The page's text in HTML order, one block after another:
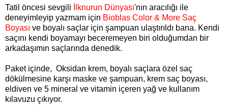
Tatil öncesi sevgili İlknurun Dünyası'nın aracılığı ile
deneyimleyip yazmam için Bioblas Color & More Saç
Boyası ve boyalı saçlar için şampuan ulaştırıldı bana. Kendi
saçını kendi boyamayı beceremeyen biri olduğumdan bir
arkadaşımın saçlarında denedik.
Paket içinde, Oksidan krem, boyalı saçlara özel saç
dökülmesine karşı maske ve şampuan, krem saç boyası,
eldiven ve 5 mineral ve vitamin içeren yağ ve kullanım
kılavuzu çıkıyor.